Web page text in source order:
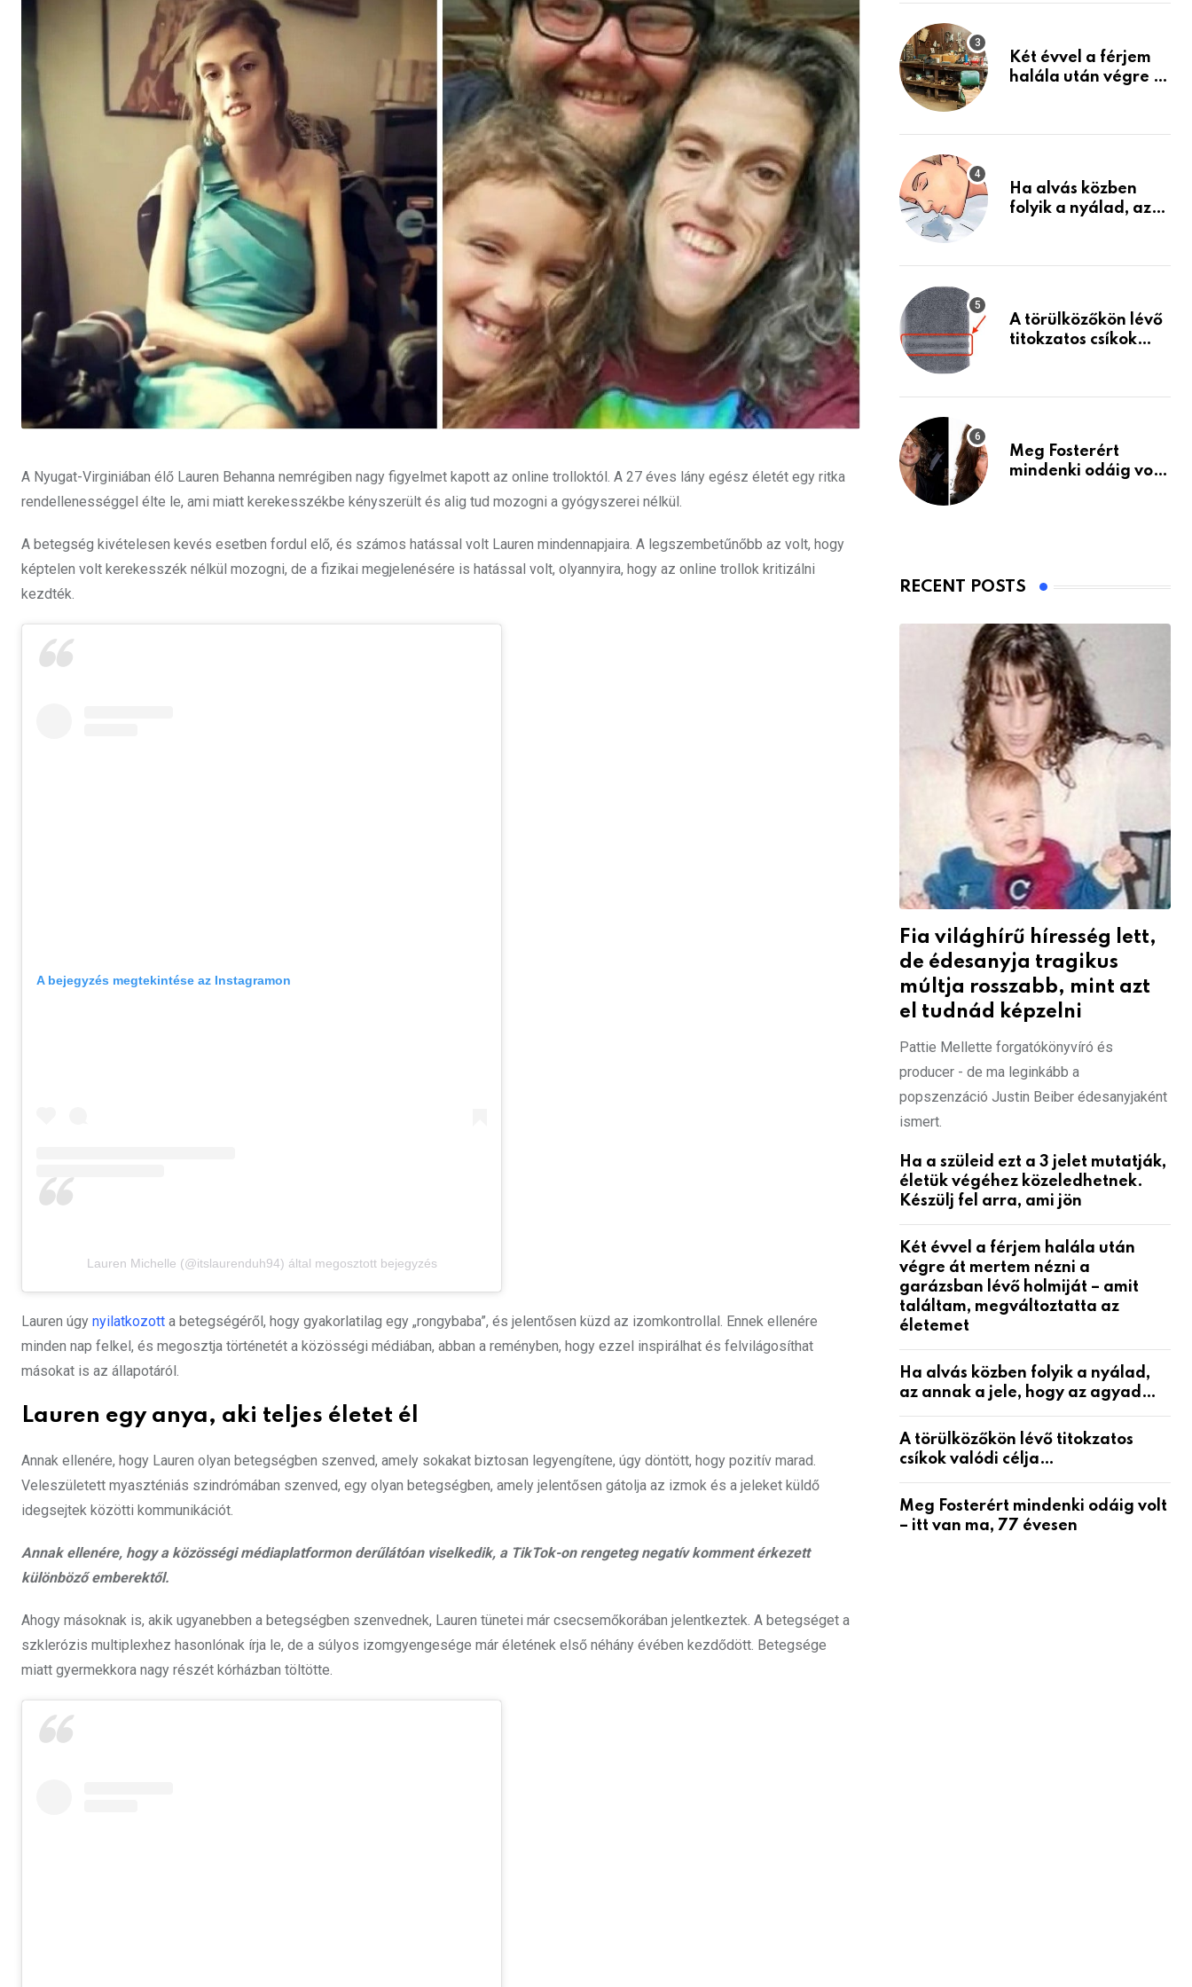
A Nyugat-Virginiában élő Lauren Behanna nemrégiben nagy figyelmet kapott az online trolloktól. A 27 éves lány egész életét egy ritka
rendellenességgel élte le, ami miatt kerekesszékbe kényszerült és alig tud mozogni a gyógyszerei nélkül.
A betegség kivételesen kevés esetben fordul elő, és számos hatással volt Lauren mindennapjaira. A legszembetűnőbb az volt, hogy
képtelen volt kerekesszék nélkül mozogni, de a fizikai megjelenésére is hatással volt, olyannyira, hogy az online trollok kritizálni
kezdték.
A bejegyzés megtekintése az Instagramon
Lauren Michelle (@itslaurenduh94) által megosztott bejegyzés
Lauren úgy nyilatkozott a betegségéről, hogy gyakorlatilag egy „rongybaba”, és jelentősen küzd az izomkontrollal. Ennek ellenére
minden nap felkel, és megosztja történetét a közösségi médiában, abban a reményben, hogy ezzel inspirálhat és felvilágosíthat
másokat is az állapotáról.
Lauren egy anya, aki teljes életet él
Annak ellenére, hogy Lauren olyan betegségben szenved, amely sokakat biztosan legyengítene, úgy döntött, hogy pozitív marad.
Veleszületett myaszténiás szindrómában szenved, egy olyan betegségben, amely jelentősen gátolja az izmok és a jeleket küldő
idegsejtek közötti kommunikációt.
Annak ellenére, hogy a közösségi médiaplatformon derűlátóan viselkedik, a TikTok-on rengeteg negatív komment érkezett
különböző emberektől.
Ahogy másoknak is, akik ugyanebben a betegségben szenvednek, Lauren tünetei már csecsemőkorában jelentkeztek. A betegséget a
szklerózis multiplexhez hasonlónak írja le, de a súlyos izomgyengesége már életének első néhány évében kezdődött. Betegsége
miatt gyermekkora nagy részét kórházban töltötte.
Készülj fel arra, ami
Két évvel a férjem
halála után végre át
holmiját – amit
életemet
Ha alvás közben
folyik a nyálad, az
A törülközőkön lévő
titokzatos csíkok
Meg Fosterért
mindenki odáig volt
RECENT POSTS
Fia világhírű híresség lett,
de édesanyja tragikus
múltja rosszabb, mint azt
el tudnád képzelni
Pattie Mellette forgatókönyvíró és
producer - de ma leginkább a
popszenzáció Justin Beiber édesanyjaként
ismert.
Ha a szüleid ezt a 3 jelet mutatják,
életük végéhez közeledhetnek.
Készülj fel arra, ami jön
Két évvel a férjem halála után
végre át mertem nézni a
garázsban lévő holmiját – amit
találtam, megváltoztatta az
életemet
Ha alvás közben folyik a nyálad,
az annak a jele, hogy az agyad…
A törülközőkön lévő titokzatos
csíkok valódi célja…
Meg Fosterért mindenki odáig volt
– itt van ma, 77 évesen